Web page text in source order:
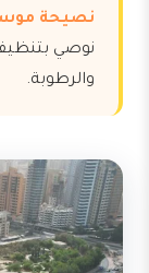
نصيحة
نوصي بتنظيف
والرطوبة.